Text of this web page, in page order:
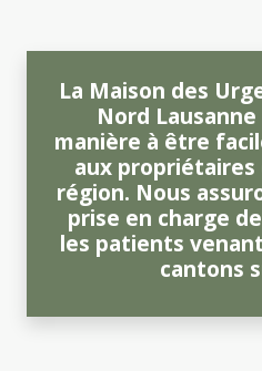
La Maison des
Nord
manière à être
aux propriétaires
région. Nous
prise en charge
les patients
cantons